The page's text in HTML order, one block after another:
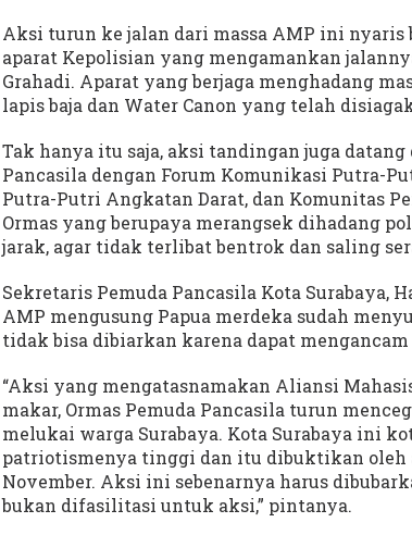
Aksi turun ke jalan dari massa AMP ini
aparat Kepolisian yang mengamankan
Grahadi. Aparat yang berjaga menghadang
lapis baja dan Water Canon yang telah
Tak hanya itu saja, aksi tandingan juga datang
Pancasila dengan Forum Komunikasi Putra-
Putra-Putri Angkatan Darat, dan Komunitas
Ormas yang berupaya merangsek dihadang
jarak, agar tidak terlibat bentrok dan saling
Sekretaris Pemuda Pancasila Kota Surabaya,
AMP mengusung Papua merdeka sudah
tidak bisa dibiarkan karena dapat
“Aksi yang mengatasnamakan Aliansi
makar, Ormas Pemuda Pancasila turun
melukai warga Surabaya. Kota Surabaya ini
patriotismenya tinggi dan itu dibuktikan oleh
November. Aksi ini sebenarnya harus
bukan difasilitasi untuk aksi,” pintanya.